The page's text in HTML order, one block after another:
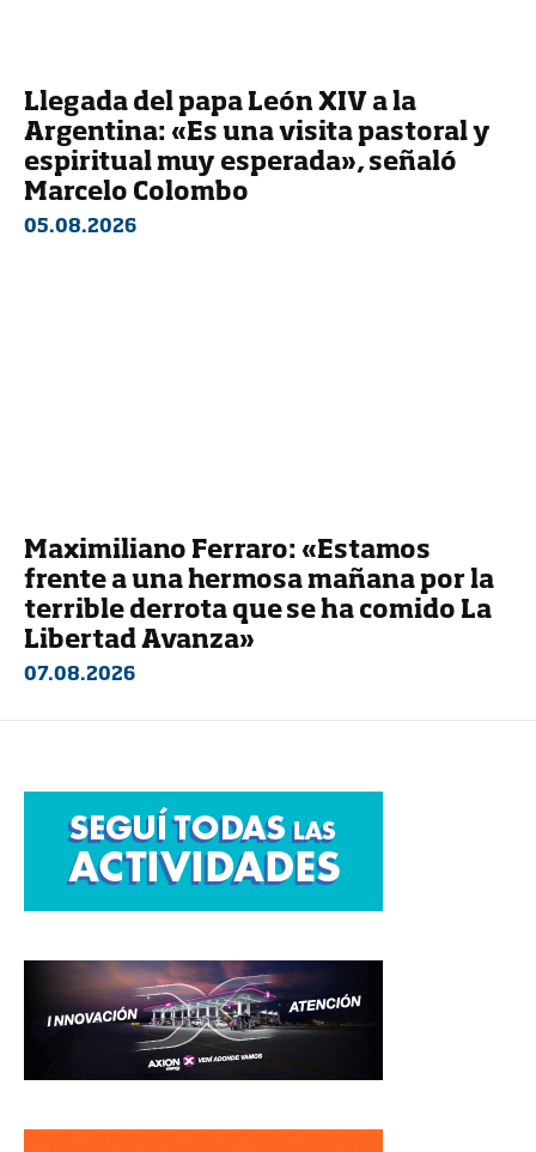
Llegada del papa León XIV a la
Argentina: «Es una visita pastoral y
espiritual muy esperada», señaló
Marcelo Colombo
05.08.2026
Maximiliano Ferraro: «Estamos
frente a una hermosa mañana por la
terrible derrota que se ha comido La
Libertad Avanza»
07.08.2026